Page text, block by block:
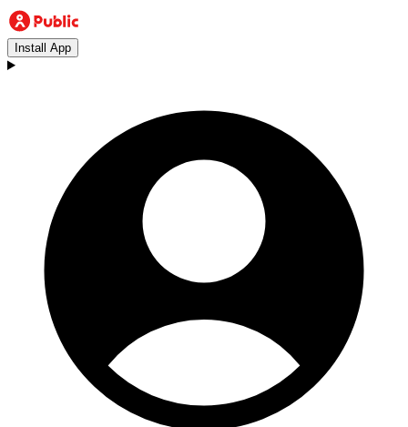
Install App